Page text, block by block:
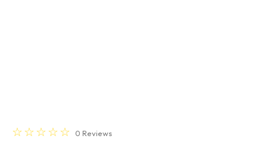
☆☆☆☆☆ 0 Reviews